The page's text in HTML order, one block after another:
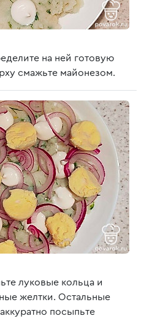
на ней готовую
смажьте майонезом.
луковые кольца и
желтки. Остальные
посыпьте